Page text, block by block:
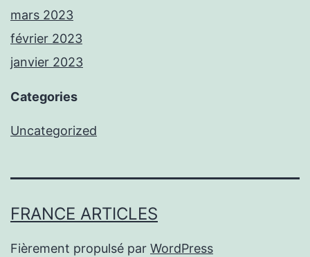
mars 2023
février 2023
janvier 2023
Categories
Uncategorized
FRANCE ARTICLES
Fièrement propulsé par WordPress